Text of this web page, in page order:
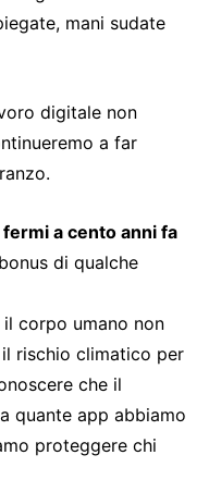
mani sudate
digitale non
a far
a cento anni fa
di qualche
corpo umano non
rischio climatico per
che il
quante app abbiamo
proteggere chi